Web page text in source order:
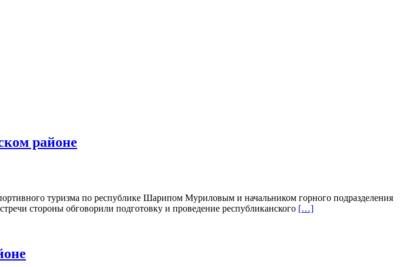
районе
туризма по республике Шарипом Муриловым и начальником горного подразделения
стороны обговорили подготовку и проведение республиканского […]